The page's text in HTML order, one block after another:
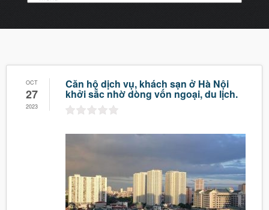
OCT
27
2023
Căn hộ dịch vụ, khách sạn ở Hà Nội
khởi sắc nhờ dòng vốn ngoại, du lịch.